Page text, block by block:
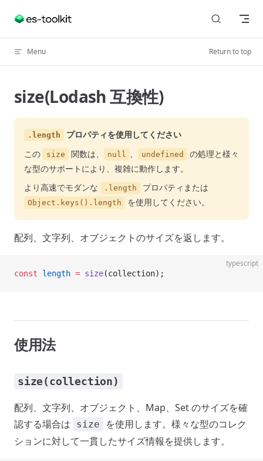
Skip to content
Menu Return to top
size(Lodash 互換性)
.length
プロパティを使用してください
この
size 関数は、 null 、 undefined
の処理と様々
な型のサポートにより、複雑に動作します。
より高速でモダンな
.length プロパティまたは
Object.keys().length を使用してください。
配列、文字列、オブジェクトのサイズを返します。
typescript
const length = size(collection);
使用法
size(collection)
配列、文字列、オブジェクト、Map、Set のサイズを確
認する場合は
size
を使用します。様々な型のコレク
ションに対して一貫したサイズ情報を提供します。